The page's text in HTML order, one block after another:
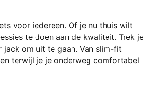
voor iedereen. Of je nu thuis wilt
te doen aan de kwaliteit. Trek je
jack om uit te gaan. Van slim-fit
terwijl je je onderweg comfortabel